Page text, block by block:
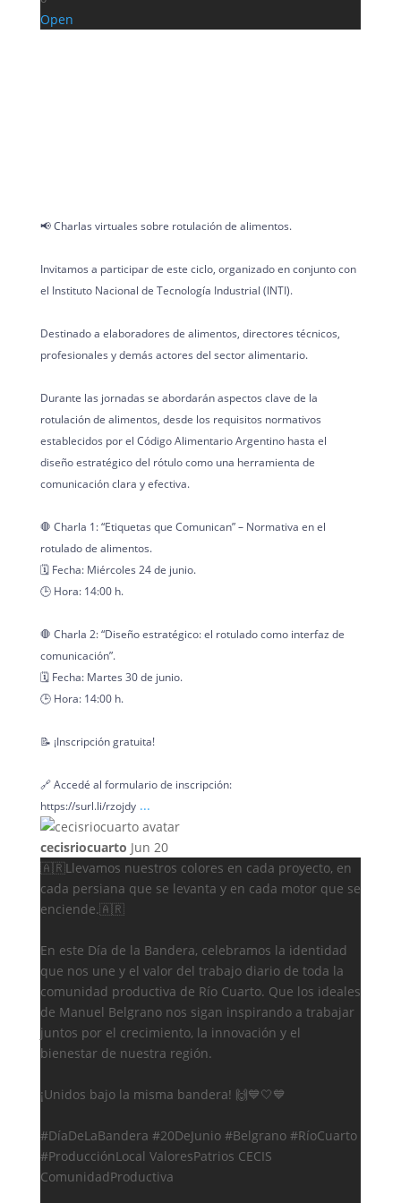
Open
📢 Charlas virtuales sobre rotulación de alimentos.
Invitamos a participar de este ciclo, organizado en conjunto con
el Instituto Nacional de Tecnología Industrial (INTI).
Destinado a elaboradores de alimentos, directores técnicos,
profesionales y demás actores del sector alimentario.
Durante las jornadas se abordarán aspectos clave de la
rotulación de alimentos, desde los requisitos normativos
establecidos por el Código Alimentario Argentino hasta el
diseño estratégico del rótulo como una herramienta de
comunicación clara y efectiva.
🛑 Charla 1: “Etiquetas que Comunican” – Normativa en el
rotulado de alimentos.
🗓️ Fecha: Miércoles 24 de junio.
🕒 Hora: 14:00 h.
🛑 Charla 2: “Diseño estratégico: el rotulado como interfaz de
comunicación”.
🗓️ Fecha: Martes 30 de junio.
🕒 Hora: 14:00 h.
📝 ¡Inscripción gratuita!
🔗 Accedé al formulario de inscripción:
https://surl.li/rzojdy ...
cecisriocuarto Jun 20
🇦🇷Llevamos nuestros colores en cada proyecto, en
cada persiana que se levanta y en cada motor que se
enciende.🇦🇷
En este Día de la Bandera, celebramos la identidad
que nos une y el valor del trabajo diario de toda la
comunidad productiva de Río Cuarto. Que los ideales
de Manuel Belgrano nos sigan inspirando a trabajar
juntos por el crecimiento, la innovación y el
bienestar de nuestra región.
¡Unidos bajo la misma bandera! 🙌💙🤍💙
#DíaDeLaBandera #20DeJunio #Belgrano #RíoCuarto
#ProducciónLocal ValoresPatrios CECIS
ComunidadProductiva